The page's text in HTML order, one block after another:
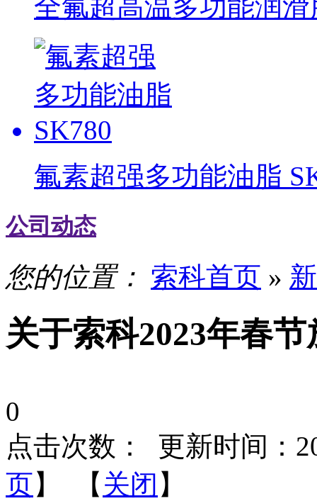
全氟超高温多功能润滑
氟素超强多功能油脂
公司动态
您的位置： 索科首页 »
关于索科2023年春
0
点击次数：
更新时间：
页】 【 关闭 】